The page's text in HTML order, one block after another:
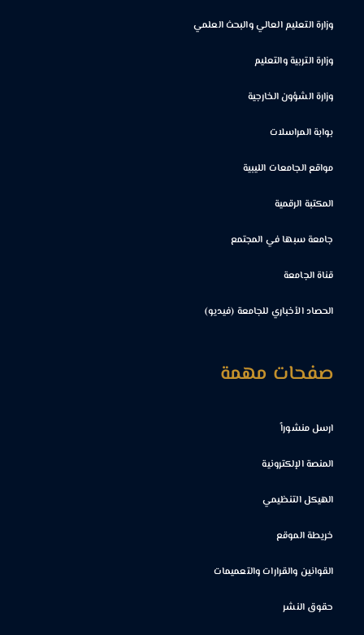
وزارة التعليم العالي والبحث العلمي
وزارة التربية والتعليم
وزارة الشؤون الخارجية
بوابة المراسلات
مواقع الجامعات الليبية
المكتبة الرقمية
جامعة سبها في المجتمع
قناة الجامعة
الحصاد الأخباري للجامعة (فيديو)
صفحات مهمة
ارسل منشوراً
المنصة الإلكترونية
الهيكل التنظيمي
خريطة الموقع
القوانين والقرارات والتعميمات
حقوق النشر